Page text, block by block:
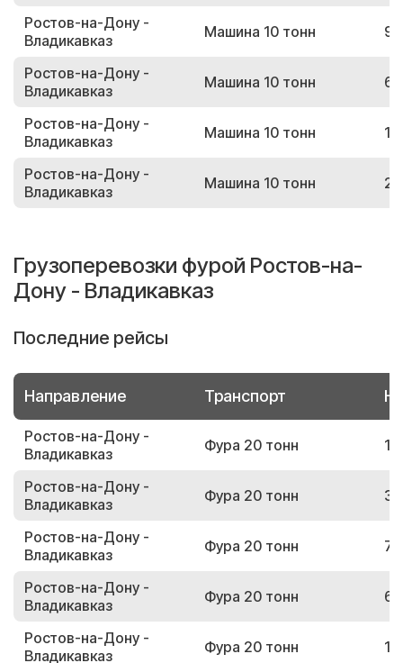
Ростов-на-Дону -
Владикавказ
Машина 10 тонн
Ростов-на-Дону -
Владикавказ
Машина 10 тонн
Ростов-на-Дону -
Владикавказ
Машина 10 тонн
Ростов-на-Дону -
Владикавказ
Машина 10 тонн
Грузоперевозки фурой Ростов-на-
Дону - Владикавказ
Последние рейсы
Направление Транспорт
Ростов-на-Дону -
Владикавказ
Фура 20 тонн
Ростов-на-Дону -
Владикавказ
Фура 20 тонн
Ростов-на-Дону -
Владикавказ
Фура 20 тонн
Ростов-на-Дону -
Владикавказ
Фура 20 тонн
Ростов-на-Дону -
Владикавказ
Фура 20 тонн